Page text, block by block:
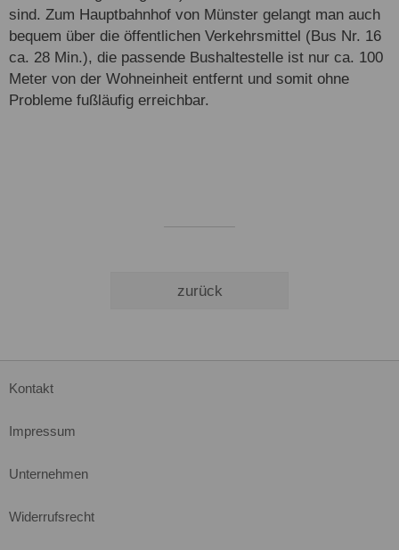
sind. Zum Hauptbahnhof von Münster gelangt man auch
bequem über die öffentlichen Verkehrsmittel (Bus Nr. 16
ca. 28 Min.), die passende Bushaltestelle ist nur ca. 100
Meter von der Wohneinheit entfernt und somit ohne
Probleme fußläufig erreichbar.
zurück
Kontakt
Impressum
Unternehmen
Widerrufsrecht